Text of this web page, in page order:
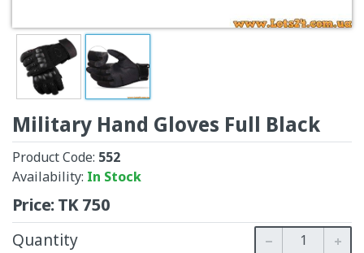
Military Hand Gloves Full Black
Product Code: 552
Availability: In Stock
Price:TK750
Quantity